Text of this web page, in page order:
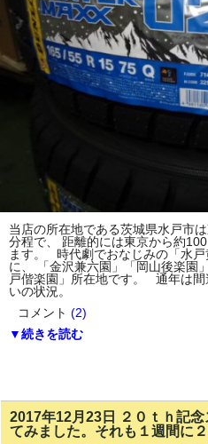
当店の所在地である茨城県水戸市
分程で、 距離的には東京から約
ます。 時代劇でおなじみの「水
に、 「金沢兼六園」「岡山後楽園
戸偕楽園」所在地です。 通年は
いの状況。
コメント (2)
▼続きを読む
2017年12月23日 ２０ｔｈ記
てみました。それも１週間に